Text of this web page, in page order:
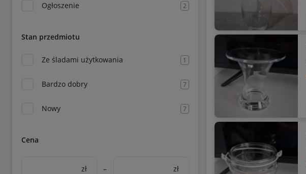
Ogłoszenie 2
Stan przedmiotu
Ze śladami użytkowania 1
Bardzo dobry 7
Nowy 7
Cena
zł – zł